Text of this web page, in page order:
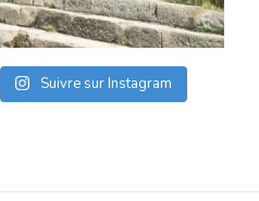
Suivre sur Instagram